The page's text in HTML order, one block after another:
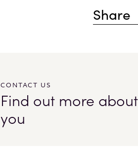
Share
CONTACT US
Find out more
you